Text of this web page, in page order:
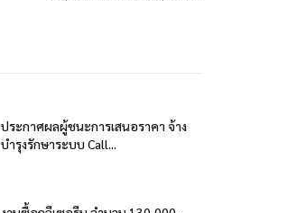
ประกาศผลผู้ชนะการเสนอราคา จ้าง
บำรุงรักษาระบบ Call...